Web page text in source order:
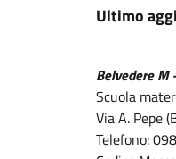
Ultimo
Belvedere M
Scuola
Via A. Pepe
Telefono: